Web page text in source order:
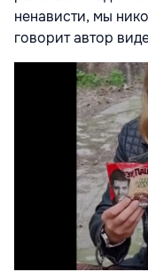
ненависти, мы
говорит автор